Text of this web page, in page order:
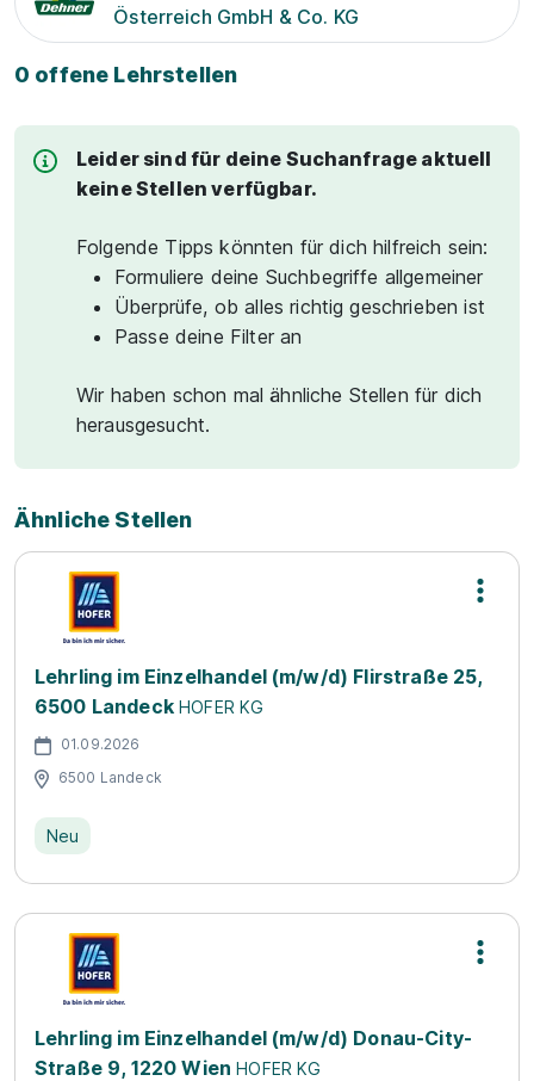
Österreich GmbH & Co. KG
0 offene Lehrstellen
Leider sind für deine Suchanfrage aktuell
keine Stellen verfügbar.
Folgende Tipps könnten für dich hilfreich sein:
Formuliere deine Suchbegriffe allgemeiner
Überprüfe, ob alles richtig geschrieben ist
Passe deine Filter an
Wir haben schon mal ähnliche Stellen für dich
herausgesucht.
Ähnliche Stellen
Lehrling im Einzelhandel (m/w/d) Flirstraße 25,
6500 Landeck HOFER KG
01.09.2026
6500 Landeck
Neu
Lehrling im Einzelhandel (m/w/d) Donau-City-
Straße 9, 1220 Wien HOFER KG